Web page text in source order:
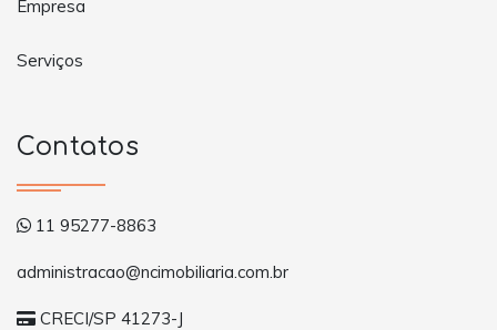
Empresa
Serviços
Contatos
11 95277-8863
administracao@ncimobiliaria.com.br
CRECI/SP 41273-J